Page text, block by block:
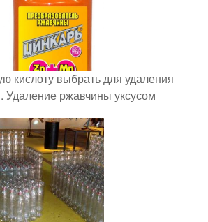
кислоту выбрать для удаления
Удаление ржавчины уксусом